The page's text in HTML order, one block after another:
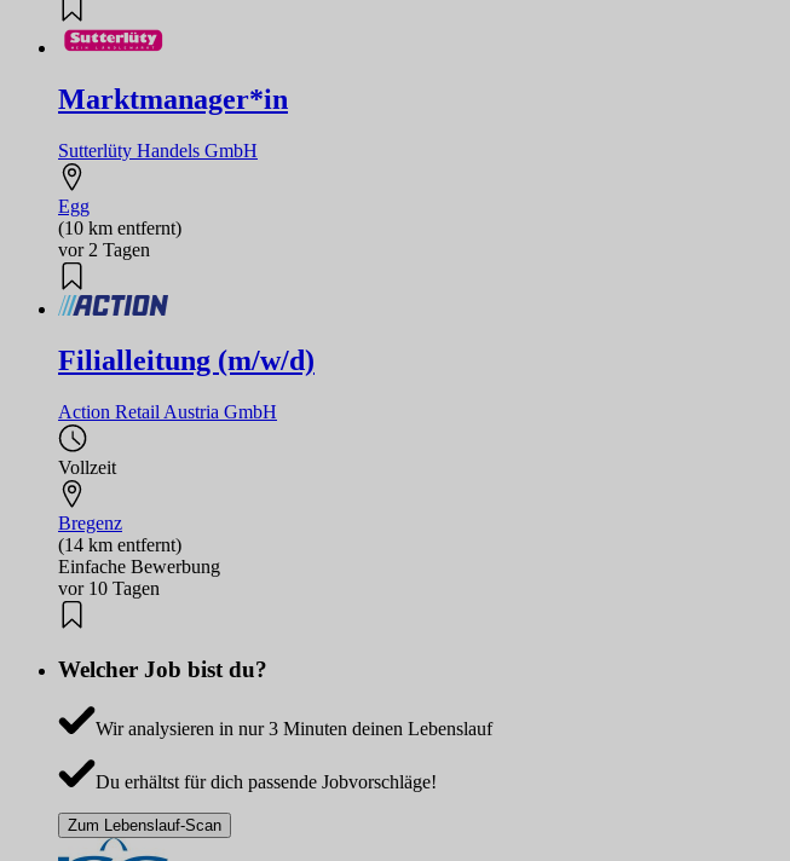
Marktmanager*in
Sutterlüty Handels GmbH
Egg
(10 km entfernt)
vor 2 Tagen
Filialleitung (m/w/d)
Action Retail Austria GmbH
Vollzeit
Bregenz
(14 km entfernt)
Einfache Bewerbung
vor 10 Tagen
Welcher Job bist du?
Wir analysieren in nur 3 Minuten deinen Lebenslauf
Du erhältst für dich passende Jobvorschläge!
Zum Lebenslauf-Scan